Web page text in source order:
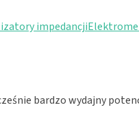
impedancji
bardzo wydajny